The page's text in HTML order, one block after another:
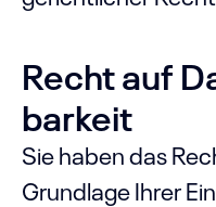
Recht auf
barkeit
Sie haben das
Grundlage Ihrer